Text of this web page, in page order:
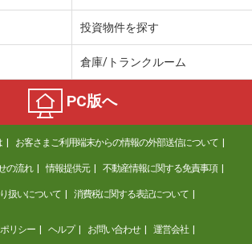
投資物件を探す
倉庫/トランクルーム
PC版へ
お客さまご利用端末からの情報の外部送信について
の流れ 情報提供元 不動産情報に関する免責事項
扱いについて 消費税に関する表記について
リシー ヘルプ お問い合わせ 運営会社